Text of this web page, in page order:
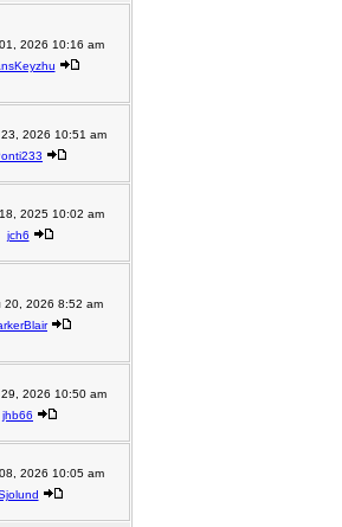
2026 10:16 am
2026 10:51 am
2025 10:02 am
jch6
2026 8:52 am
2026 10:50 am
jhb66
2026 10:05 am